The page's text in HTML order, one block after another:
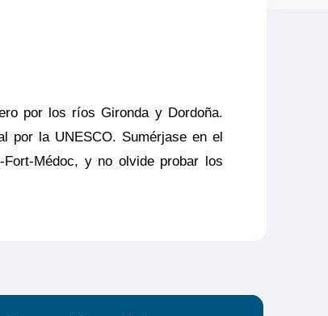
por los ríos Gironda y Dordoña.
por la UNESCO. Sumérjase en el
Médoc, y no olvide probar los